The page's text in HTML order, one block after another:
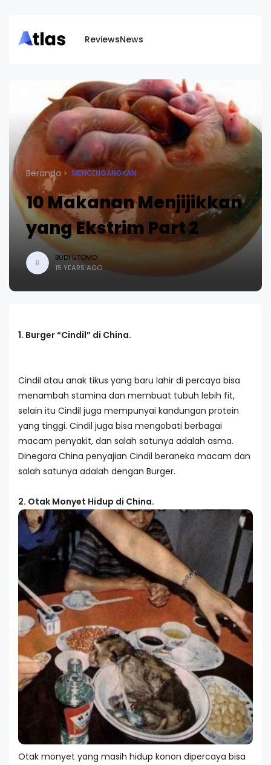
ReviewsNews
Beranda MENCENGANGKAN
10 Makanan Menjijikkan
yang Ekstrim Part 2
B
BUDI UTOMO
15 YEARS AGO
1. Burger “Cindil” di China.
Cindil atau anak tikus yang baru lahir di percaya bisa
menambah stamina dan membuat tubuh lebih fit,
selain itu Cindil juga mempunyai kandungan protein
yang tinggi. Cindil juga bisa mengobati berbagai
macam penyakit, dan salah satunya adalah asma.
Dinegara China penyajian Cindil beraneka macam dan
salah satunya adalah dengan Burger.
2. Otak Monyet Hidup di China.
Otak monyet yang masih hidup konon dipercaya bisa